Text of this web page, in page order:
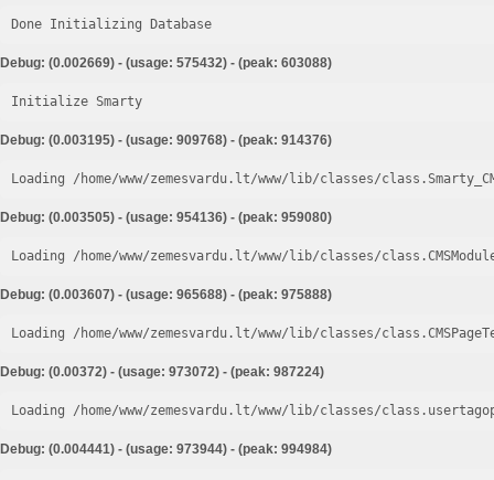
Done Initializing Database
Debug: (0.002669) - (usage: 575432) - (peak: 603088)
Initialize Smarty
Debug: (0.003195) - (usage: 909768) - (peak: 914376)
Loading /home/www/zemesvardu.lt/www/lib/classes/
Debug: (0.003505) - (usage: 954136) - (peak: 959080)
Loading /home/www/zemesvardu.lt/www/lib/classes/
Debug: (0.003607) - (usage: 965688) - (peak: 975888)
Loading /home/www/zemesvardu.lt/www/lib/classes/
Debug: (0.00372) - (usage: 973072) - (peak: 987224)
Loading /home/www/zemesvardu.lt/www/lib/classes/
Debug: (0.004441) - (usage: 973944) - (peak: 994984)